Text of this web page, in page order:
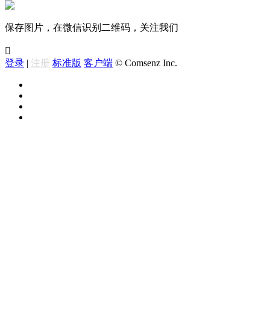
保存图片，在微信识别二维码，关注我们

登录 | 注册 标准版 客户端 © Comsenz Inc.